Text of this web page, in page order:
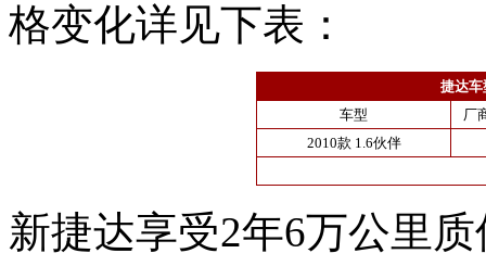
格变化详见下表：
捷达车
车型
厂
2010款 1.6伙伴
新捷达享受2年6万公里